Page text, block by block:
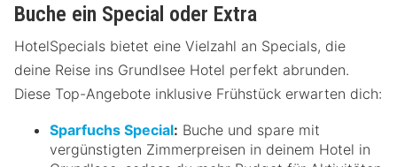
Buche ein Special oder Extra
HotelSpecials bietet eine Vielzahl an Specials, die
deine Reise ins Grundlsee Hotel perfekt abrunden.
Diese Top-Angebote inklusive Frühstück erwarten dich:
Sparfuchs Special: Buche und spare mit
vergünstigten Zimmerpreisen in deinem Hotel in